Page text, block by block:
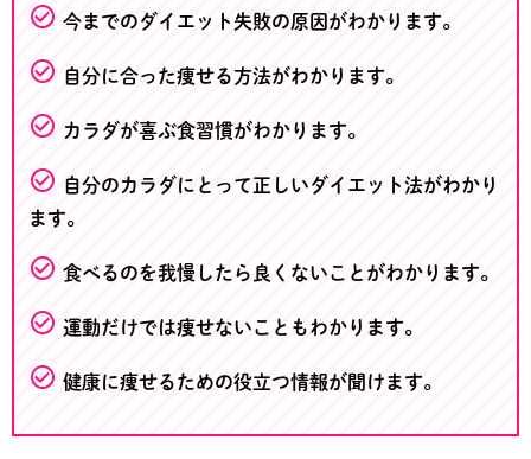
check_circle_outline 今までのダイエット失敗の原因がわかります。
check_circle_outline 自分に合った痩せる方法がわかります。
check_circle_outline カラダが喜ぶ食習慣がわかります。
check_circle_outline 自分のカラダにとって正しいダイエット法がわかり
ます。
check_circle_outline 食べるのを我慢したら良くないことがわかります。
check_circle_outline 運動だけでは痩せないこともわかります。
check_circle_outline 健康に痩せるための役立つ情報が聞けます。